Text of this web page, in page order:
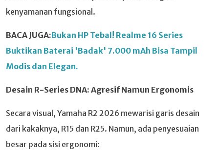
kenyamanan fungsional.
BACA JUGA:Bukan HP Tebal! Realme 16 Series
Buktikan Baterai 'Badak' 7.000 mAh Bisa Tampil
Modis dan Elegan.
Desain R-Series DNA: Agresif Namun Ergonomis
Secara visual, Yamaha R2 2026 mewarisi garis desain
dari kakaknya, R15 dan R25. Namun, ada penyesuaian
besar pada sisi ergonomi: